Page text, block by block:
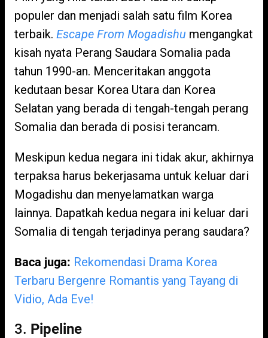
populer dan menjadi salah satu film Korea
terbaik. Escape From Mogadishu mengangkat
kisah nyata Perang Saudara Somalia pada
tahun 1990-an. Menceritakan anggota
kedutaan besar Korea Utara dan Korea
Selatan yang berada di tengah-tengah perang
Somalia dan berada di posisi terancam.
Meskipun kedua negara ini tidak akur, akhirnya
terpaksa harus bekerjasama untuk keluar dari
Mogadishu dan menyelamatkan warga
lainnya. Dapatkah kedua negara ini keluar dari
Somalia di tengah terjadinya perang saudara?
Baca juga: Rekomendasi Drama Korea
Terbaru Bergenre Romantis yang Tayang di
Vidio, Ada Eve!
3. Pipeline